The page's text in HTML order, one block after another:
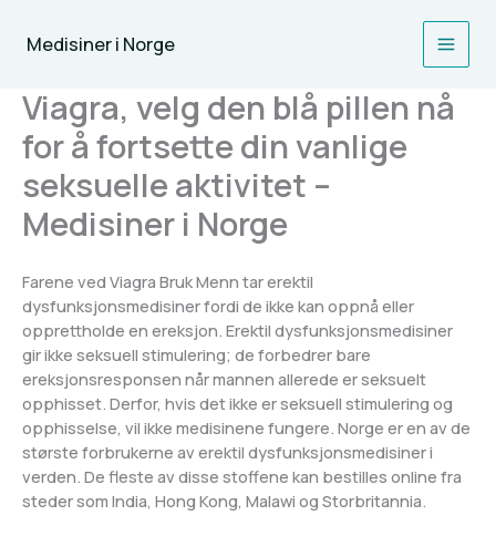
Medisiner i Norge
Viagra, velg den blå pillen nå
for å fortsette din vanlige
seksuelle aktivitet –
Medisiner i Norge
Farene ved Viagra Bruk Menn tar erektil
dysfunksjonsmedisiner fordi de ikke kan oppnå eller
opprettholde en ereksjon. Erektil dysfunksjonsmedisiner
gir ikke seksuell stimulering; de forbedrer bare
ereksjonsresponsen når mannen allerede er seksuelt
opphisset. Derfor, hvis det ikke er seksuell stimulering og
opphisselse, vil ikke medisinene fungere. Norge er en av de
største forbrukerne av erektil dysfunksjonsmedisiner i
verden. De fleste av disse stoffene kan bestilles online fra
steder som India, Hong Kong, Malawi og Storbritannia.